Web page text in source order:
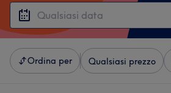
Ordina per Qualsiasi prezzo